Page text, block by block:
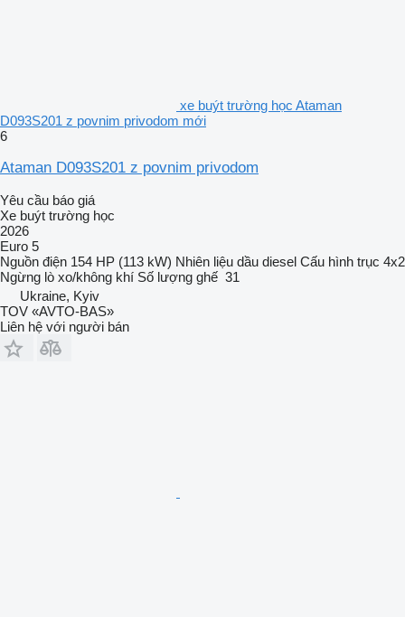
xe buýt trường học Ataman
D093S201 z povnim privodom mới
6
Ataman D093S201 z povnim privodom
Yêu cầu báo giá
Xe buýt trường học
2026
Euro 5
Nguồn điện 154 HP (113 kW) Nhiên liệu dầu diesel Cấu hình trục 4x2
Ngừng lò xo/không khí Số lượng ghế 31
Ukraine, Kyiv
TOV «AVTO-BAS»
Liên hệ với người bán